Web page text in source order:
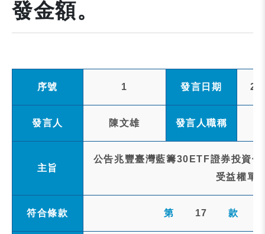
發金額。
序號 1 發言日期
發言人 陳文雄 發言人職稱
主旨
公告兆豐臺灣藍籌30ETF證券投資
受益權單
符合條款 第 17 款